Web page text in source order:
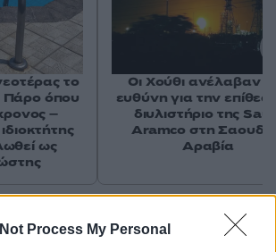
Process My Personal
το
Πάρο όπου
–
ως
Οι Χούθι ανέλαβαν
ευθύνη για την
διυλιστήριο της
Aramco στη
Αραβία